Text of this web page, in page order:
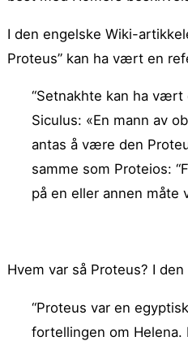
I den engelske Wiki-
Proteus” kan ha vært en
“Setnakhte kan ha vært
Siculus: «En mann av
antas å være den
samme som Proteios:
på en eller annen måte
Hvem var så Proteus? I
“Proteus var en
fortellingen om Helena.